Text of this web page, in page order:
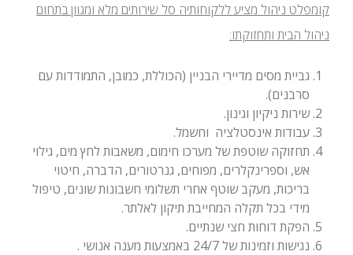
קומפלט ניהול מציע ללקוחותיה סל שירותים מלא ומגוון בתחום
ניהול הבית ותחזוקתו:
גביית מסים מדיירי הבניין (הכוללת, כמובן, התמודדות עם
סרבנים).
שירות ניקיון וגינון.
עבודות אינסטלציה וחשמל.
תחזוקה שוטפת של מערכו חימום, משאבות לחץ מים, גילוי
אש, וספרינקלרים, מפוחים, גנרטורים, הדברה, חיטוי
בריכות, מעקב שוטף אחרי תשלומי חשבונות שונים, טיפול
מידי בכל תקלה המחייבת תיקון לאלתר.
הפקת דוחות חצי שנתיים.
נגישות וזמינות של 24/7 באמצעות מענה אנושי .